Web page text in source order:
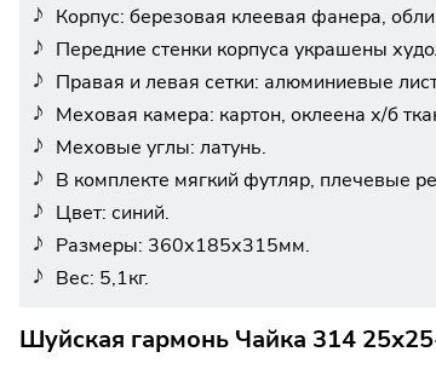
Корпус: березовая клеевая фанера,
Передние стенки корпуса украшены
Правая и левая сетки: алюминиевые
Меховая камера: картон, оклеена х/б
Меховые углы: латунь.
В комплекте мягкий футляр, плечевые
Цвет: синий.
Размеры: 360х185х315мм.
Вес: 5,1кг.
Шуйская гармонь Чайка 314